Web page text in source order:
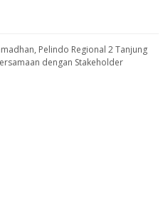
Pelindo Regional 2 Tanjung
dengan Stakeholder